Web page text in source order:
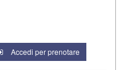
Accedi per prenotare